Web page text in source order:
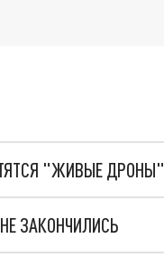
"ЖИВЫЕ ДРОНЫ"
ЗАКОНЧИЛИСЬ